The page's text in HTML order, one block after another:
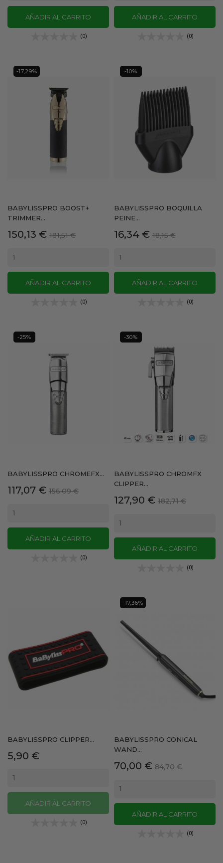
AÑADIR AL CARRITO
(0)
AÑADIR AL CARRITO
(0)
BABYLISSPRO BOOST+
TRIMMER...
Precio
150,13 € Precio
181,51 €
AÑADIR AL CARRITO
(0)
-17,29%
BABYLISSPRO BOQUILLA
PEINE...
Precio
16,34 € Precio
18,15 €
AÑADIR AL CARRITO
(0)
-10%
BABYLISSPRO CHROMEFX...
Precio
117,07 € Precio
156,09 €
AÑADIR AL CARRITO
(0)
-25%
BABYLISSPRO CHROMFX
CLIPPER...
Precio
127,90 € Precio
182,71 €
AÑADIR AL CARRITO
(0)
-30%
BABYLISSPRO CLIPPER...
Precio
5,90 €
AÑADIR AL CARRITO
(0)
BABYLISSPRO CONICAL
WAND...
Precio
70,00 € Precio
84,70 €
AÑADIR AL CARRITO
(0)
-17,36%